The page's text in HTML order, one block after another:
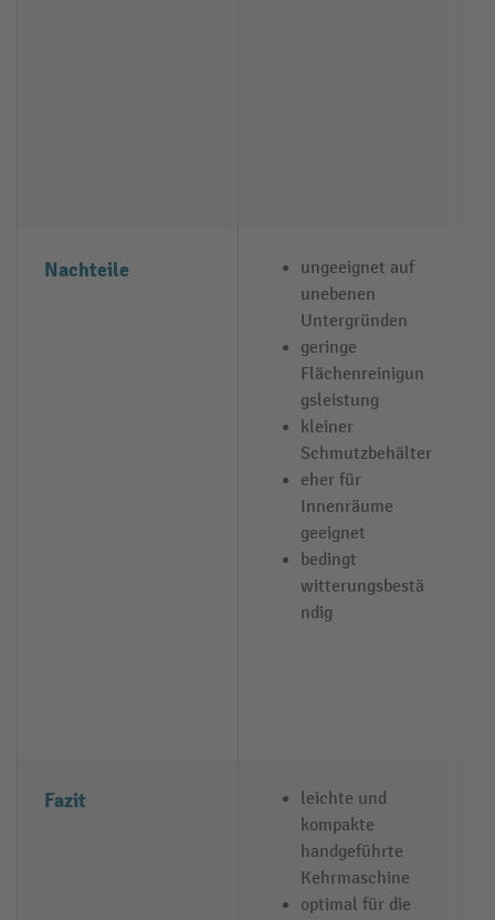
Nachteile
ungeeignet auf
unebenen
Untergründen
geringe
Flächenreinigun
gsleistung
kleiner
Schmutzbehälter
eher für
Innenräume
geeignet
bedingt
witterungsbestä
ndig
Fazit
leichte und
kompakte
handgeführte
Kehrmaschine
optimal für die